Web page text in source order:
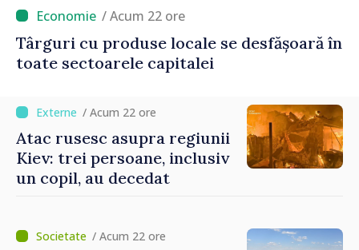
/ Acum 22 ore
Târguri cu produse locale se desfășoară în
toate sectoarele capitalei
/ Acum 22 ore
Atac rusesc asupra regiunii
Kiev: trei persoane, inclusiv
un copil, au decedat
/ Acum 22 ore